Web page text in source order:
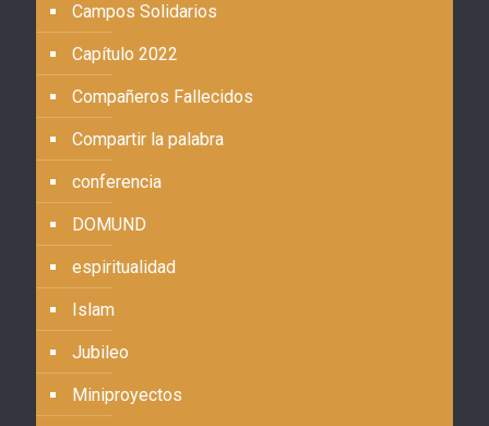
Campos Solidarios
Capítulo 2022
Compañeros Fallecidos
Compartir la palabra
conferencia
DOMUND
espiritualidad
Islam
Jubileo
Miniproyectos